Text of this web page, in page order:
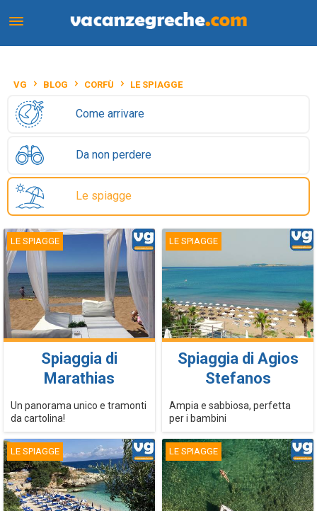
VG BLOG CORFÙ LE SPIAGGE
Come arrivare
Da non perdere
Le spiagge
LE SPIAGGE
Spiaggia di
Marathias
Un panorama unico e tramonti
da cartolina!
LE SPIAGGE
Spiaggia di Agios
Stefanos
Ampia e sabbiosa, perfetta
per i bambini
LE SPIAGGE LE SPIAGGE